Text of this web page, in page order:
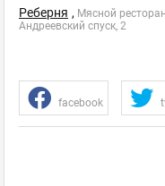
Реберня , Мясной ресторан
Андреевский спуск, 2
facebook